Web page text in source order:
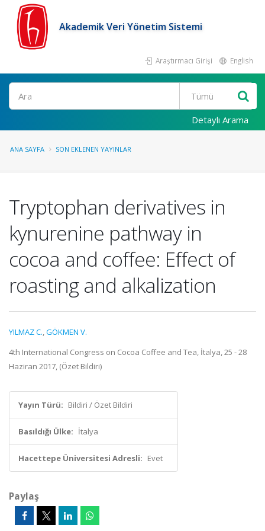
Akademik Veri Yönetim Sistemi
Araştırmacı Girişi English
Ara
Detaylı Arama
ANA SAYFA SON EKLENEN YAYINLAR
Tryptophan derivatives in
kynurenine pathway in
cocoa and coffee: Effect of
roasting and alkalization
YILMAZ C.,GÖKMEN V.
4th International Congress on Cocoa Coffee and Tea, İtalya, 25 - 28
Haziran 2017, (Özet Bildiri)
Yayın Türü: Bildiri / Özet Bildiri
Basıldığı Ülke: İtalya
Hacettepe Üniversitesi Adresli: Evet
Paylaş